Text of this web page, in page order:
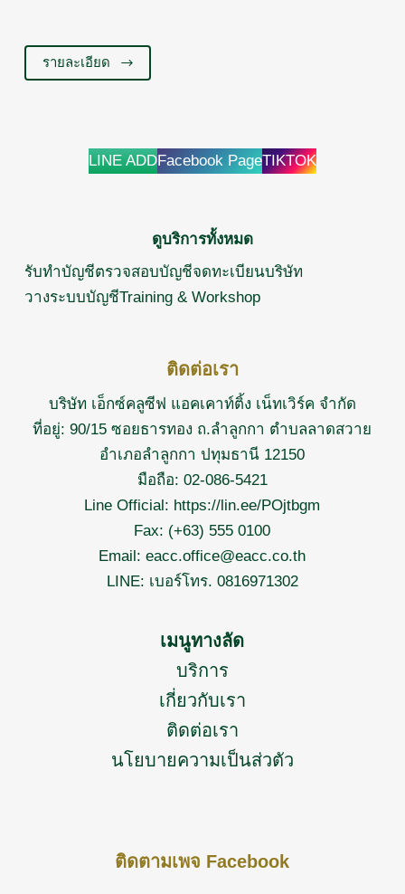
รายละเอียด
LINE ADDFacebook PageTIKTOK
ดูบริการทั้งหมด
รับทำบัญชีตรวจสอบบัญชีจดทะเบียนบริษัท
วางระบบบัญชีTraining & Workshop
ติดต่อเรา
บริษัท เอ็กซ์คลูซีฟ แอคเคาท์ติ้ง เน็ทเวิร์ค จำกัด
ที่อยู่: 90/15 ซอยธารทอง ถ.ลำลูกกา ตำบลลาดสวาย
อำเภอลำลูกกา ปทุมธานี 12150
มือถือ: 02-086-5421
Line Official: https://lin.ee/POjtbgm
Fax: (+63) 555 0100
Email:eacc.office@eacc.co.th
LINE: เบอร์โทร. 0816971302
เมนูทางลัด
บริการ
เกี่ยวกับเรา
ติดต่อเรา
นโยบายความเป็นส่วตัว
ติดตามเพจ Facebook